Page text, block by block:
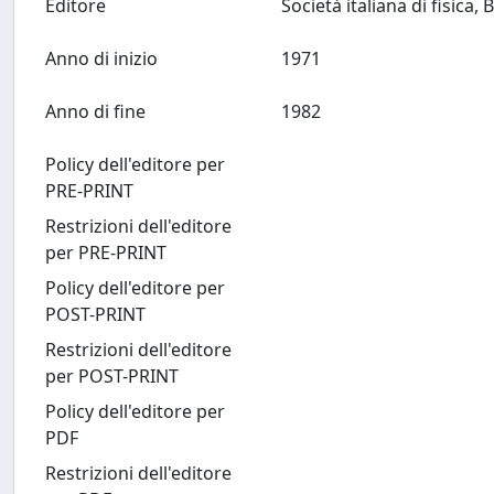
Editore
Anno di inizio
Anno di fine
Policy dell'editore per
PRE-PRINT
Restrizioni dell'editore
per PRE-PRINT
Policy dell'editore per
POST-PRINT
Restrizioni dell'editore
per POST-PRINT
Policy dell'editore per
PDF
Restrizioni dell'editore